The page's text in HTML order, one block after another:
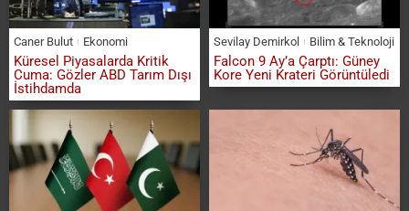
Caner Bulut Ekonomi
Küresel Piyasalarda Kritik
Cuma: Gözler ABD Tarım Dışı
İstihdamda
Sevilay Demirkol Bilim & Teknoloji
Falcon 9 Ay’a Çarptı: Güney
Kore Yeni Krateri Görüntüledi